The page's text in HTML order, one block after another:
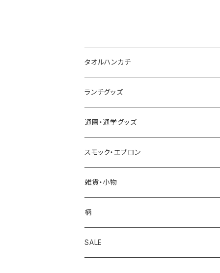
タオルハンカチ
今治タオルハンカチ
今治ミニタオルハンカチ
合わせミニタオルハンカチ
ランチグッズ
お弁当箱
カトラリーセット
耐熱コップ
歯ブラシ
セット
通園・通学グッズ
レッスンバッグ
シューズ袋
お着替え袋
お弁当袋
スモック・エプロン
スモック
エプロン・三角巾
雑貨・小物
移動ポケット
コインケース
柄
アップル
SALE